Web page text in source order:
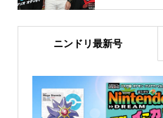
ニンドリ最新号